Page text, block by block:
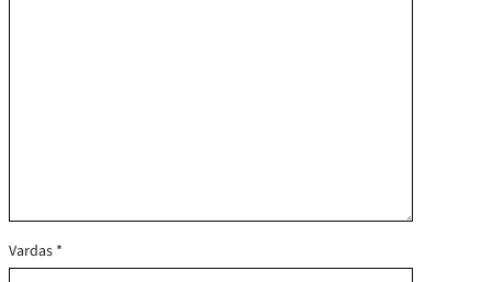
Vardas *